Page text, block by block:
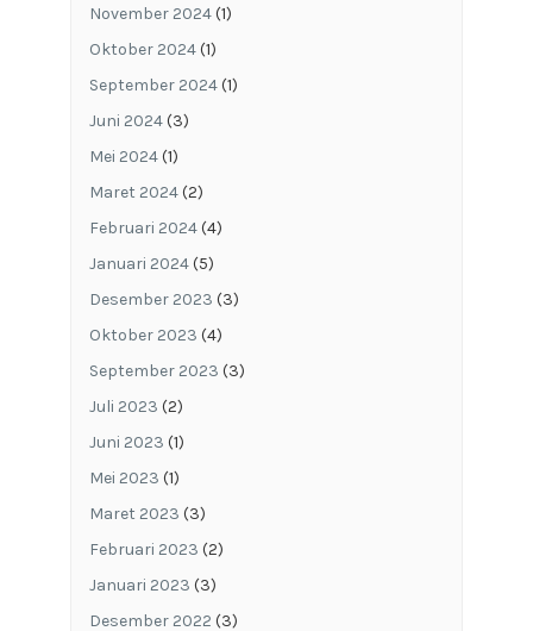
November 2024(1)
Oktober 2024(1)
September 2024(1)
Juni 2024(3)
Mei 2024(1)
Maret 2024(2)
Februari 2024(4)
Januari 2024(5)
Desember 2023 (3)
Oktober 2023 (4)
September 2023 (3)
Juli 2023 (2)
Juni 2023 (1)
Mei 2023 (1)
Maret 2023 (3)
Februari 2023 (2)
Januari 2023 (3)
Desember 2022 (3)